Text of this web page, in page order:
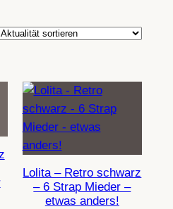
Lolita – Retro schwarz
– 6 Strap Mieder –
etwas anders!